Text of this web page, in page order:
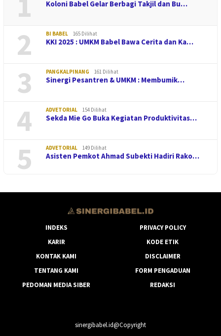
Koloni Babel Gelar Berbagi Takjil dan Bu…
2 BI BABEL 165 Dilihat
KKI 2025 : UMKM Babel Bawa Cerita dan Ka…
3 PANGKALPINANG 161 Dilihat
Sinergi Pesantren & UMKM : Membumik…
4 ADVETORIAL 154 Dilihat
Sekda Mie Go Buka Kegiatan Produktivitas…
5 ADVETORIAL 149 Dilihat
Asisten Pemkot Ahmad Subekti Hadiri Rako…
INDEKS
PRIVACY POLICY
KARIR
KODE ETIK
KONTAK KAMI
DISCLAIMER
TENTANG KAMI
FORM PENGADUAN
PEDOMAN MEDIA SIBER
REDAKSI
sinergibabel.id@Copyright